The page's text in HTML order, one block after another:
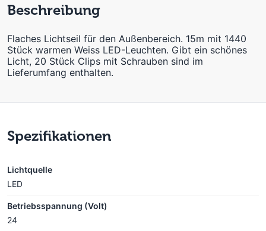
Beschreibung
Flaches Lichtseil für den Außenbereich. 15m mit 1440
Stück warmen Weiss LED-Leuchten. Gibt ein schönes
Licht, 20 Stück Clips mit Schrauben sind im
Lieferumfang enthalten.
Spezifikationen
Lichtquelle
LED
Betriebsspannung (Volt)
24